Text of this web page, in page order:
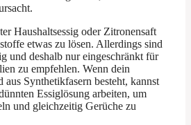
Haushaltsessig oder Zitronensaft
etwas zu lösen. Allerdings sind
und deshalb nur eingeschränkt für
zu empfehlen. Wenn dein
aus Synthetikfasern besteht, kannst
Essiglösung arbeiten, um
und gleichzeitig Gerüche zu